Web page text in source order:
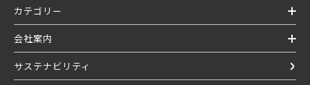
カテゴリー
会社案内
サステナビリティ